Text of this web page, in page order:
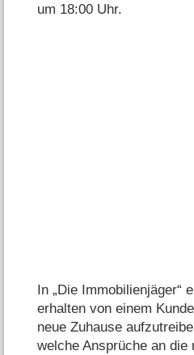
um 18:00 Uhr.
In „Die Immobilienjäger“
erhalten von einem
neue Zuhause
welche Ansprüche an